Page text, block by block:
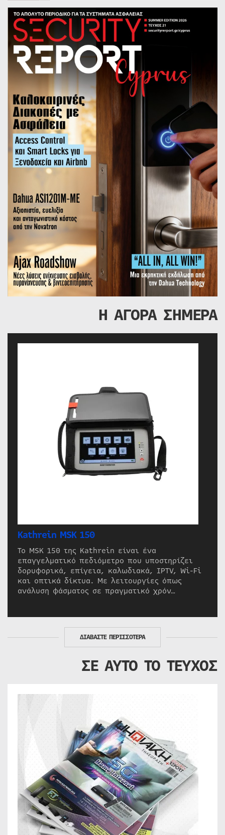
Η ΑΓΟΡΑ ΣΗΜΕΡΑ
Kathrein MSK 150
Το MSK 150 της Kathrein είναι ένα
επαγγελματικό πεδιόμετρο που υποστηρίζει
δορυφορικά, επίγεια, καλωδιακά, IPTV, Wi-Fi
και οπτικά δίκτυα. Με λειτουργίες όπως
ανάλυση φάσματος σε πραγματικό χρόν…
ΔΙΑΒΑΣΤΕ ΠΕΡΙΣΣΟΤΕΡΑ
ΣΕ ΑΥΤΟ ΤΟ ΤΕΥΧΟΣ